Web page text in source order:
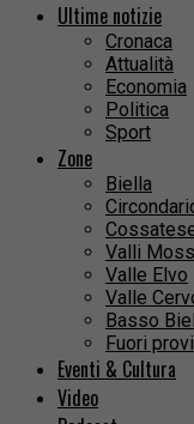
Ultime notizie
Cronaca
Attualità
Economia
Politica
Sport
Zone
Biella
Valli
Valle Elvo
Valle
Basso
Fuori
Eventi & Cultura
Video